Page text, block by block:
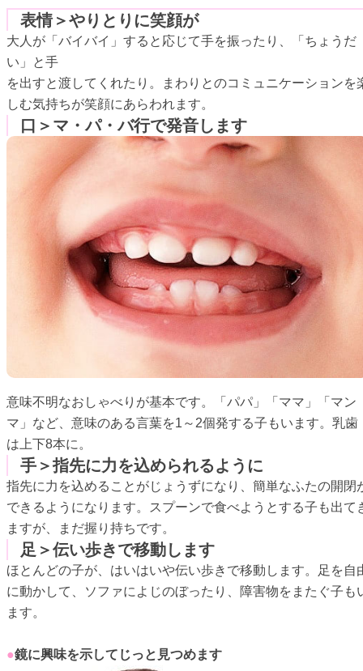
表情＞やりとりに笑顔が
大人が「バイバイ」すると応じて手を振ったり、「ちょうだ
い」と手
を出すと渡してくれたり。まわりとのコミュニケーションを
しむ気持ちが笑顔にあらわれます。
口＞マ・パ・バ行で発音します
意味不明なおしゃべりが基本です。「パパ」「ママ」「マン
マ」など、意味のある言葉を1～2個発する子もいます。乳歯
は上下8本に。
手＞指先に力を込められるように
指先に力を込めることがじょうずになり、簡単なふたの開閉
できるようになります。スプーンで食べようとする子も出て
ますが、まだ握り持ちです。
足＞伝い歩きで移動します
ほとんどの子が、はいはいや伝い歩きで移動します。足を自
に動かして、ソファによじのぼったり、障害物をまたぐ子も
ます。
●鏡に興味を示してじっと見つめます